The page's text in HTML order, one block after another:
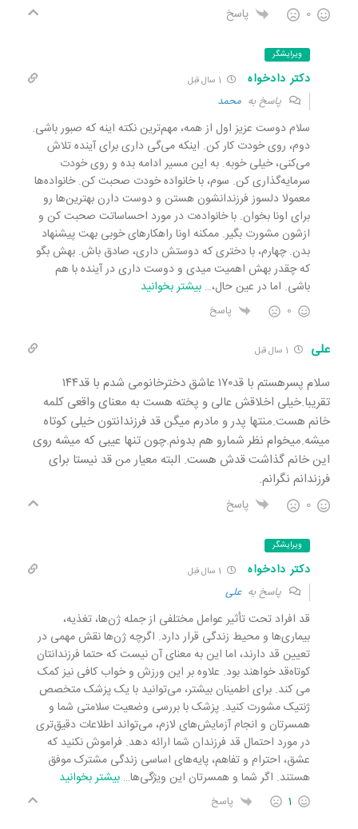
0 پاسخ
ویرایشگر
دکتر دادخواه
پاسخ به محمد
سلام دوست عزیز اول از همه، مهم‌ترین نکته اینه که صبور باشی.
دوم، روی خودت کار کن. اینکه می‌گی داری برای آینده تلاش
می‌کنی، خیلی خوبه. به این مسیر ادامه بده و روی خودت
سرمایه‌گذاری کن. سوم، با خانواده خودت صحبت کن. خانواده‌ها
معمولا دلسوز فرزندانشون هستن و دوست دارن بهترین‌ها رو
برای اونا بخوان. با خانواده‌ت در مورد احساساتت صحبت کن و
ازشون مشورت بگیر. ممکنه اونا راهکارهای خوبی بهت پیشنهاد
بدن. چهارم، با دختری که دوستش داری، صادق باش. بهش بگو
که چقدر بهش اهمیت میدی و دوست داری در آینده با هم
باشی. اما در عین حال،… بیشتر بخوانید
0 پاسخ
علی
سلام پسرهستم با قد۱۷۰ عاشق دخترخانومی شدم با قد۱۴۴
تقریبا.خیلی اخلاقش عالی و پخته هست به معنای واقعی کلمه
خانم هست.منتها پدر و مادرم میگن قد فرزندانتون خیلی کوتاه
میشه.میخوام نظر شمارو هم بدونم.چون تنها عیبی که میشه روی
این خانم گذاشت قدش هست. البته معیار من قد نیستا برای
فرزندانم نگرانم.
0 پاسخ
ویرایشگر
دکتر دادخواه
پاسخ بهعلی
قد افراد تحت تأثیر عوامل مختلفی از جمله ژن‌ها، تغذیه،
بیماری‌ها و محیط زندگی قرار دارد. اگرچه ژن‌ها نقش مهمی در
تعیین قد دارند، اما این به معنای آن نیست که حتما فرزندانتان
کوتاه‌قد خواهند بود. علاوه بر این ورزش و خواب کافی نیز کمک
می کند. برای اطمینان بیشتر، می‌توانید با یک پزشک متخصص
ژنتیک مشورت کنید. پزشک با بررسی وضعیت سلامتی شما و
همسرتان و انجام آزمایش‌های لازم، می‌تواند اطلاعات دقیق‌تری
در مورد احتمال قد فرزندان شما ارائه دهد. فراموش نکنید که
عشق، احترام و تفاهم، پایه‌های اساسی زندگی مشترک موفق
هستند. اگر شما و همسرتان این ویژگی‌ها… بیشتر بخوانید
1 پاسخ